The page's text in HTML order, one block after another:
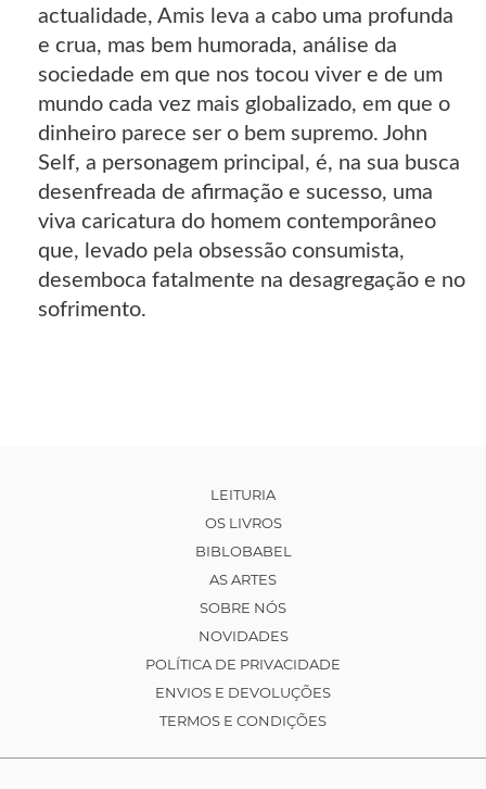
actualidade, Amis leva a cabo uma profunda
e crua, mas bem humorada, análise da
sociedade em que nos tocou viver e de um
mundo cada vez mais globalizado, em que o
dinheiro parece ser o bem supremo. John
Self, a personagem principal, é, na sua busca
desenfreada de afirmação e sucesso, uma
viva caricatura do homem contemporâneo
que, levado pela obsessão consumista,
desemboca fatalmente na desagregação e no
sofrimento.
LEITURIA
OS LIVROS
BIBLOBABEL
AS ARTES
SOBRE NÓS
NOVIDADES
POLÍTICA DE PRIVACIDADE
ENVIOS E DEVOLUÇÕES
TERMOS E CONDIÇÕES